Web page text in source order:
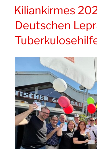
AM
Kiliankirmes
Deutschen